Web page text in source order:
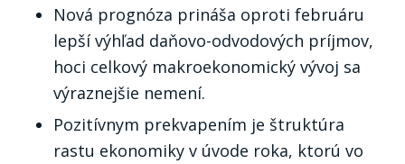
Nová prognóza prináša oproti februáru
lepší výhľad daňovo-odvodových príjmov,
hoci celkový makroekonomický vývoj sa
výraznejšie nemení.
Pozitívnym prekvapením je štruktúra
rastu ekonomiky v úvode roka, ktorú vo